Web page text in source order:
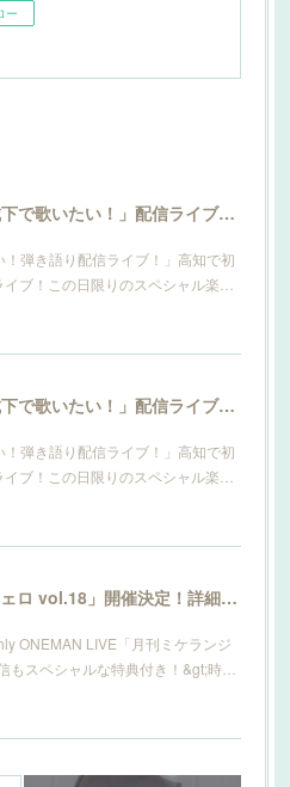
ー
8/7(金)20:30〜「高知の城下で歌いたい！」配信ライブ開催！詳細はこちら！
弾き語り配信ライブ！」高知で初
ブ！この日限りのスペシャル楽…
8/7(金)20:30〜「高知の城下で歌いたい！」配信ライブ開催！詳細はこちら！
弾き語り配信ライブ！」高知で初
ブ！この日限りのスペシャル楽…
8/20(木)「月刊ミケランジェロ vol.18」開催決定！詳細はこちら！
ONEMAN LIVE「月刊ミケランジ
もスペシャルな特典付き！&gt;時…